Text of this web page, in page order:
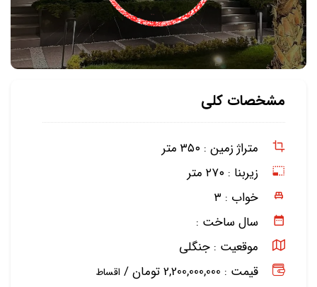
مشخصات کلی
متراژ زمین : ۳۵۰ متر
زیربنا : ۲۷۰ متر
خواب : ۳
سال ساخت :
موقعیت : جنگلی
قیمت : 2,200,000,000 تومان /
اقساط